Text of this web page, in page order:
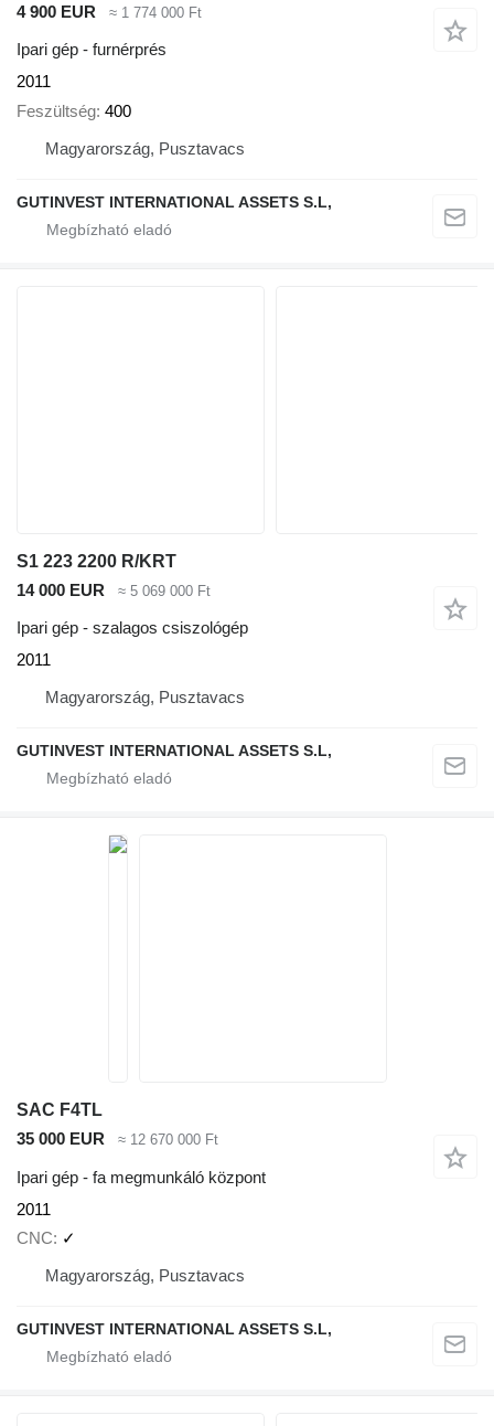
4 900 EUR
≈ 1 774 000 Ft
Ipari gép - furnérprés
2011
Feszültség 400
Magyarország, Pusztavacs
GUTINVEST INTERNATIONAL ASSETS S.L,
S1 223 2200 R/KRT
14 000 EUR
≈ 5 069 000 Ft
Ipari gép - szalagos csiszológép
2011
Magyarország, Pusztavacs
GUTINVEST INTERNATIONAL ASSETS S.L,
SAC F4TL
35 000 EUR
≈ 12 670 000 Ft
Ipari gép - fa megmunkáló központ
2011
CNC
✓
Magyarország, Pusztavacs
GUTINVEST INTERNATIONAL ASSETS S.L,